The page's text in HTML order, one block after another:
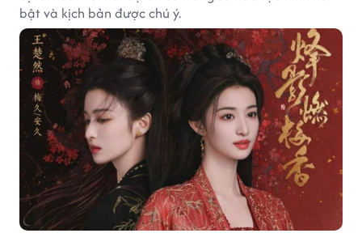
bật và kịch bản được chú ý.